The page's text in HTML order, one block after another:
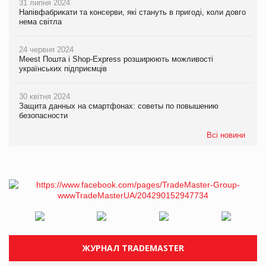
31 липня 2024
Напівфабрикати та консерви, які стануть в пригоді, коли довго
нема світла
24 червня 2024
Meest Пошта і Shop-Express розширюють можливості
українських підприємців
30 квітня 2024
Защита данных на смартфонах: советы по повышению
безопасности
Всі новини
ЖУРНАЛ TRADEMASTER